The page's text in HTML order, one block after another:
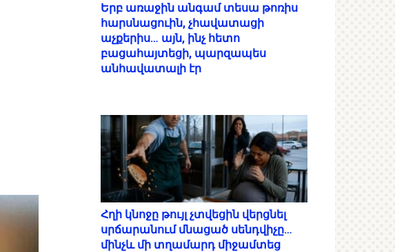
Երբ առաջին անգամ տեսա թոռիս
հարսնացուին, չհավատացի
աչքերիս… այն, ինչ հետո
բացահայտեցի, պարզապես
անհավատալի էր
Հղի կնոջը թույլ չտվեցին վերցնել
սրճարանում մնացած սենդվիչը…
մինչև մի տղամարդ միջամտեց